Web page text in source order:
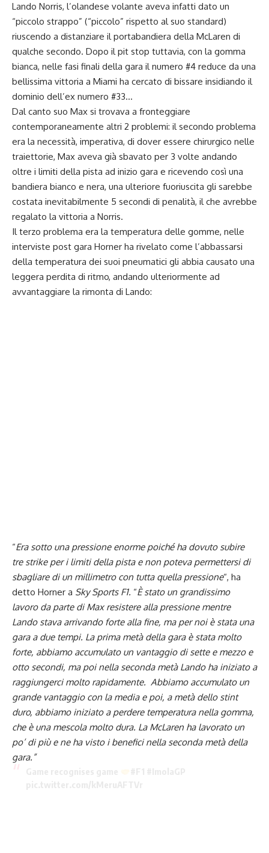
Lando Norris, l’olandese volante aveva infatti dato un
“piccolo strappo” (“piccolo” rispetto al suo standard)
riuscendo a distanziare il portabandiera della McLaren di
qualche secondo. Dopo il pit stop tuttavia, con la gomma
bianca, nelle fasi finali della gara il numero #4 reduce da una
bellissima vittoria a Miami ha cercato di bissare insidiando il
dominio dell’ex numero #33…
Dal canto suo Max si trovava a fronteggiare
contemporaneamente altri 2 problemi: il secondo problema
era la necessità, imperativa, di dover essere chirurgico nelle
traiettorie, Max aveva già sbavato per 3 volte andando
oltre i limiti della pista ad inizio gara e ricevendo così una
bandiera bianco e nera, una ulteriore fuoriuscita gli sarebbe
costata inevitabilmente 5 secondi di penalità, il che avrebbe
regalato la vittoria a Norris.
Il terzo problema era la temperatura delle gomme, nelle
interviste post gara Horner ha rivelato come l’abbassarsi
della temperatura dei suoi pneumatici gli abbia causato una
leggera perdita di ritmo, andando ulteriormente ad
avvantaggiare la rimonta di Lando:
“Era sotto una pressione enorme poiché ha dovuto subire
tre strike per i limiti della pista e non poteva permettersi di
sbagliare di un millimetro con tutta quella pressione“, ha
detto Horner a Sky Sports F1. “È stato un grandissimo
lavoro da parte di Max resistere alla pressione mentre
Lando stava arrivando forte alla fine, ma per noi è stata una
gara a due tempi. La prima metà della gara è stata molto
forte, abbiamo accumulato un vantaggio di sette e mezzo e
otto secondi, ma poi nella seconda metà Lando ha iniziato a
raggiungerci molto rapidamente. Abbiamo accumulato un
grande vantaggio con la media e poi, a metà dello stint
duro, abbiamo iniziato a perdere temperatura nella gomma,
che è una mescola molto dura. La McLaren ha lavorato un
po’ di più e ne ha visto i benefici nella seconda metà della
gara.”